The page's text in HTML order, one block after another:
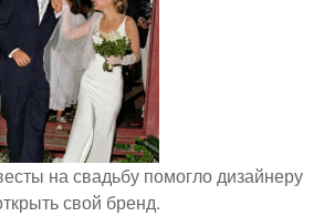
на свадьбу помогло дизайнеру
свой бренд.